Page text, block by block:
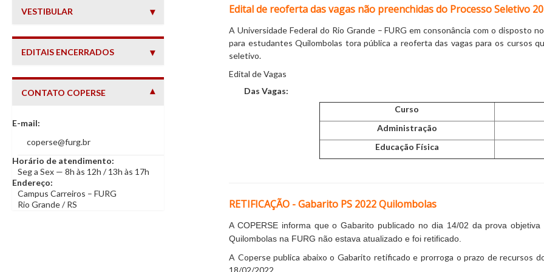
VESTIBULAR
EDITAIS ENCERRADOS
CONTATO COPERSE
— INFORMAÇÕES DE CONTATO
E-mail:
coperse@furg.br
Horário de atendimento:
Seg a Sex — 8h às 12h / 13h às 17h
Endereço:
Campus Carreiros – FURG
Rio Grande / RS
Edital de reoferta das vagas não preenchidas do Processo Seletivo
A Universidade Federal do Rio Grande – FURG em consonância com o disposto
para estudantes Quilombolas tora pública a reoferta das vagas para os cursos
seletivo.
Edital de Vagas
Das Vagas:
Curso
Administração
Educação Física
RETIFICAÇÃO - Gabarito PS 2022 Quilombolas
A COPERSE informa que o Gabarito publicado no dia 14/02 da prova
Quilombolas na FURG não estava atualizado e foi retificado.
A Coperse publica abaixo o Gabarito retificado e prorroga o prazo de recursos
18/02/2022.